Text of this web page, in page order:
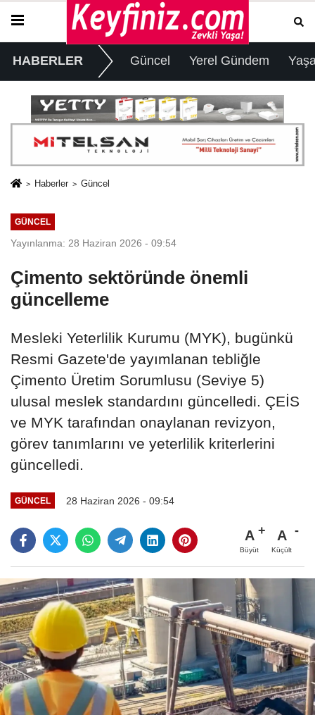
HABERLER Güncel Yerel Gündem
Haberler Güncel
GÜNCEL
Yayınlanma: 28 Haziran 2026 - 09:54
Çimento sektöründe önemli
güncelleme
Mesleki Yeterlilik Kurumu (MYK), bugünkü
Resmi Gazete'de yayımlanan tebliğle
Çimento Üretim Sorumlusu (Seviye 5)
ulusal meslek standardını güncelledi. ÇEİS
ve MYK tarafından onaylanan revizyon,
görev tanımlarını ve yeterlilik kriterlerini
güncelledi.
GÜNCEL 28 Haziran 2026 - 09:54
A
Büyüt
A
Küçült